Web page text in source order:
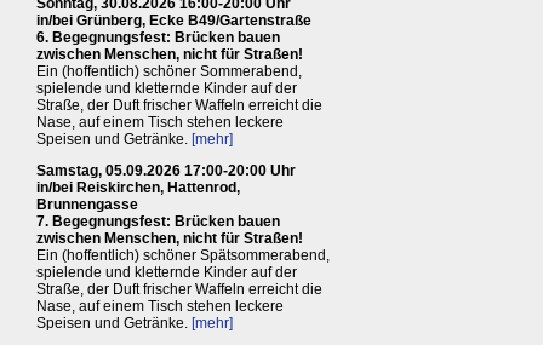
Sonntag, 30.08.2026 16:00-20:00 Uhr
in/bei Grünberg, Ecke B49/Gartenstraße
6. Begegnungsfest: Brücken bauen
zwischen Menschen, nicht für Straßen!
Ein (hoffentlich) schöner Sommerabend,
spielende und kletternde Kinder auf der
Straße, der Duft frischer Waffeln erreicht die
Nase, auf einem Tisch stehen leckere
Speisen und Getränke. [mehr]
Samstag, 05.09.2026 17:00-20:00 Uhr
in/bei Reiskirchen, Hattenrod,
Brunnengasse
7. Begegnungsfest: Brücken bauen
zwischen Menschen, nicht für Straßen!
Ein (hoffentlich) schöner Spätsommerabend,
spielende und kletternde Kinder auf der
Straße, der Duft frischer Waffeln erreicht die
Nase, auf einem Tisch stehen leckere
Speisen und Getränke. [mehr]